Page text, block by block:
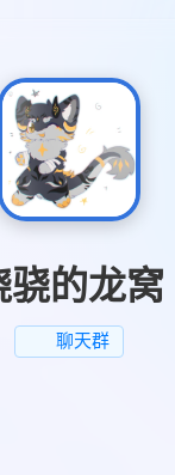
骁的龙窝
聊天群